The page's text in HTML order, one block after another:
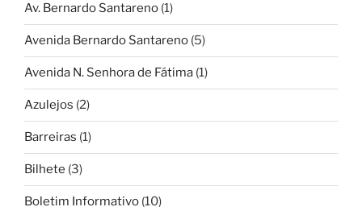
Av. Bernardo Santareno (1)
Avenida Bernardo Santareno (5)
Avenida N. Senhora de Fátima (1)
Azulejos (2)
Barreiras (1)
Bilhete (3)
Boletim Informativo (10)